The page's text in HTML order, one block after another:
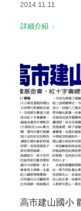
2014.11.11
詳細介紹
高市建山國小